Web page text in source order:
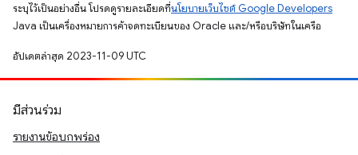
ระบุไว้เป็นอย่างอื่น โปรดดูรายละเอียดที่นโยบายเว็บไซต์ Google Developers
Java เป็นเครื่องหมายการค้าจดทะเบียนของ Oracle และ/หรือบริษัทในเครือ
อัปเดตล่าสุด 2023-11-09 UTC
มีส่วนร่วม
รายงานข้อบกพร่อง